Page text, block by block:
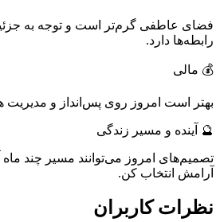
فضای عاطفی گرم‌تر است و توجه به
رابطه‌ها دارد.
💰 مالی
بهتر است امروز روی پس‌انداز و مدیریت
🔮 آینده و مسیر زندگی
تصمیم‌های امروز می‌توانند مسیر چند ماه
آرامش انتخاب کن.
نظرات کاربران